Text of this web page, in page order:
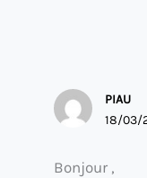
PIAU
18/03/
Bonjour ,